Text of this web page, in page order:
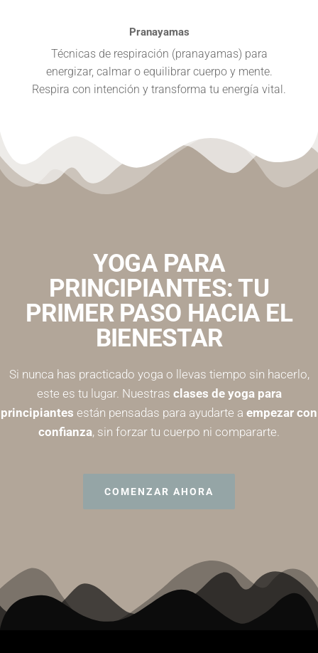
Pranayamas
Técnicas de respiración (pranayamas) para
energizar, calmar o equilibrar cuerpo y mente.
Respira con intención y transforma tu energía vital.
YOGA PARA
PRINCIPIANTES: TU
PRIMER PASO HACIA EL
BIENESTAR
Si nunca has practicado yoga o llevas tiempo sin hacerlo,
este es tu lugar. Nuestras clases de yoga para
principiantes están pensadas para ayudarte a empezar con
confianza, sin forzar tu cuerpo ni compararte.
COMENZAR AHORA